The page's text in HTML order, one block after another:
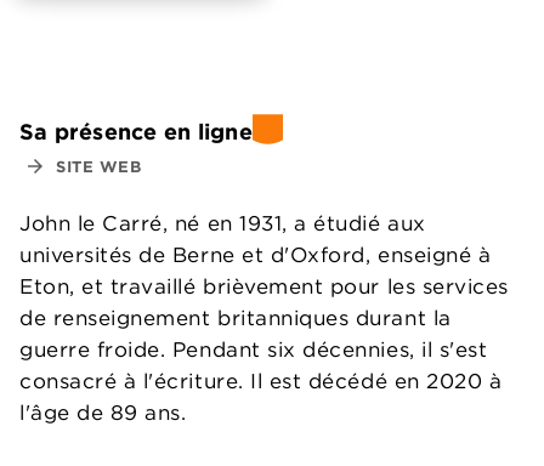
John le Carré, né en 1931, a étudié aux
universités de Berne et d'Oxford, enseigné à
Eton, et travaillé brièvement pour les services
de renseignement britanniques durant la
guerre froide. Pendant six décennies, il s'est
consacré à l'écriture. Il est décédé en 2020 à
l'âge de 89 ans.
Sa présence en ligne
arrow_forward SITE WEB